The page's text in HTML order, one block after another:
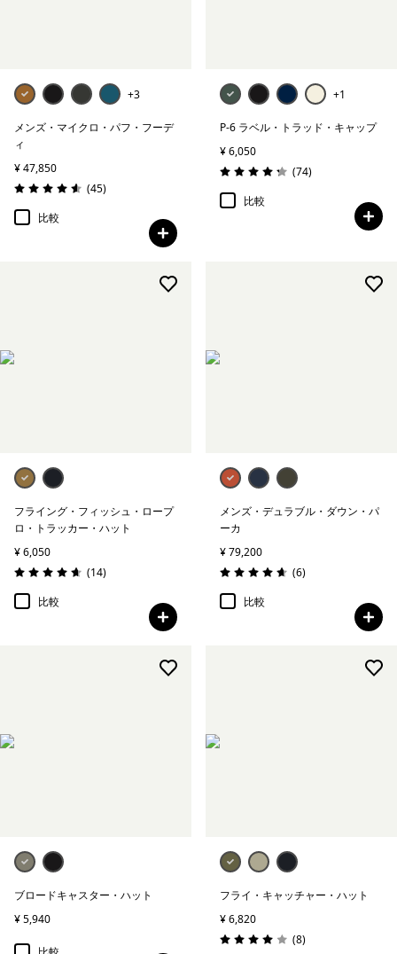
+3
メンズ・マイクロ・パフ・フーデ
ィ
¥ 47,850
評価: 4.6 / 5
(45レビュー
)
比較
+1
P-6 ラベル・トラッド・キャップ
¥ 6,050
評価: 4.3 / 5
(74レビュー
)
比較
フライング・フィッシュ・ロープ
ロ・トラッカー・ハット
¥ 6,050
評価: 4.6 / 5
(14レビュー
)
比較
メンズ・デュラブル・ダウン・パ
ーカ
¥ 79,200
評価: 4.7 / 5
(6レビュー
)
比較
ブロードキャスター・ハット
¥ 5,940
フライ・キャッチャー・ハット
¥ 6,820
評価: 4.0 / 5
(8レビュー
)